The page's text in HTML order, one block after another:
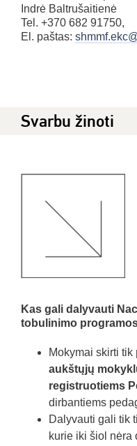
Indrė Baltrušaitienė
Tel. +370 682 91750,
El. paštas:
Svarbu žinoti
Kas gali dalyvauti
tobulinimo
Mokymai skirti tik
aukštųjų
registruotiems
dirbantiems
Dalyvauti gali tik
kurie iki šiol nėra